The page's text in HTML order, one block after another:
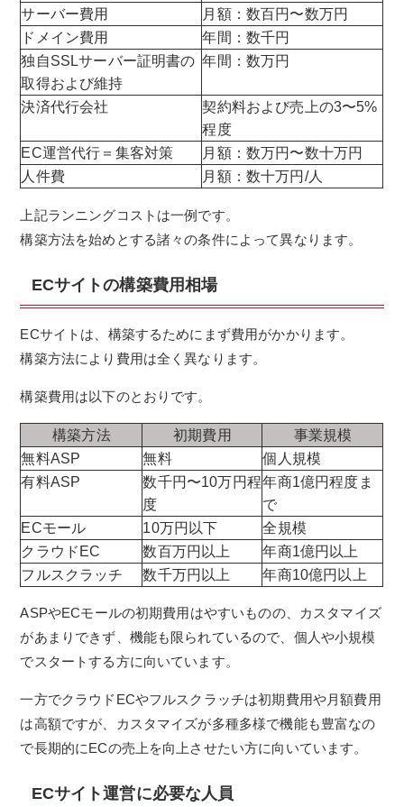
サーバー費用
月額：数百円〜数万円
ドメイン費用
年間：数千円
独自SSLサーバー証明書の
取得および維持
年間：数万円
決済代行会社
契約料および売上の3〜5%
程度
EC運営代行＝集客対策
月額：数万円〜数十万円
人件費
月額：数十万円/人
上記ランニングコストは一例です。
構築方法を始めとする諸々の条件によって異なります。
ECサイトの構築費用相場
ECサイトは、構築するためにまず費用がかかります。
構築方法により費用は全く異なります。
構築費用は以下のとおりです。
構築方法 初期費用
事業規模
無料ASP
無料
個人規模
有料ASP
数千円〜10万円程
度
年商1億円程度ま
で
ECモール
10万円以下
全規模
クラウドEC
数百万円以上
年商1億円以上
フルスクラッチ
数千万円以上 年商10億円以上
ASPやECモールの初期費用はやすいものの、カスタマイズ
があまりできず、機能も限られているので、個人や小規模
でスタートする方に向いています。
一方でクラウドECやフルスクラッチは初期費用や月額費用
は高額ですが、カスタマイズが多種多様で機能も豊富なの
で長期的にECの売上を向上させたい方に向いています。
ECサイト運営に必要な人員